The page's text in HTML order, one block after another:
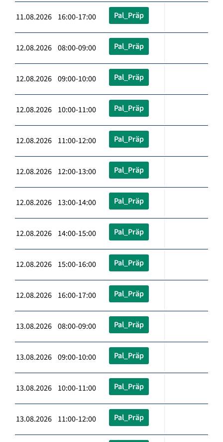
11.08.2026 16:00-17:00 Pal_Präp
12.08.2026 08:00-09:00 Pal_Präp
12.08.2026 09:00-10:00 Pal_Präp
12.08.2026 10:00-11:00 Pal_Präp
12.08.2026 11:00-12:00 Pal_Präp
12.08.2026 12:00-13:00 Pal_Präp
12.08.2026 13:00-14:00 Pal_Präp
12.08.2026 14:00-15:00 Pal_Präp
12.08.2026 15:00-16:00 Pal_Präp
12.08.2026 16:00-17:00 Pal_Präp
13.08.2026 08:00-09:00 Pal_Präp
13.08.2026 09:00-10:00 Pal_Präp
13.08.2026 10:00-11:00 Pal_Präp
13.08.2026 11:00-12:00 Pal_Präp